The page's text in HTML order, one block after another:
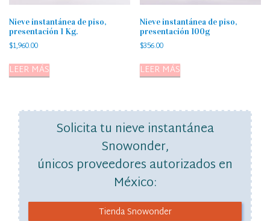
Nieve instantánea de piso,
presentación 1 Kg.
$1,960.00
LEER MÁS
Nieve instantánea de piso,
presentación 100g
$356.00
LEER MÁS
Solicita tu nieve instantánea
Snowonder,
únicos proveedores autorizados en
México:
Tienda Snowonder